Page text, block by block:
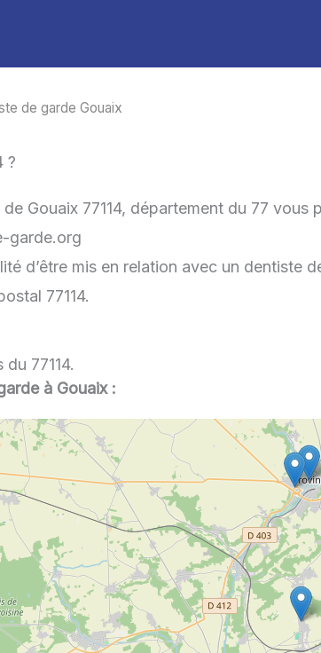
de garde Gouaix
?
Gouaix 77114, département du 77
garde.org
d’être mis en relation avec un dentiste
77114.
77114.
à Gouaix :